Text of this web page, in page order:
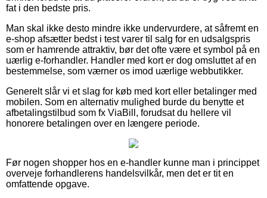
fat i den bedste pris.
Man skal ikke desto mindre ikke undervurdere, at såfremt en
e-shop afsætter bedst i test varer til salg for en udsalgspris
som er hamrende attraktiv, bør det ofte være et symbol på en
uærlig e-forhandler. Handler med kort er dog omsluttet af en
bestemmelse, som værner os imod uærlige webbutikker.
Generelt slår vi et slag for køb med kort eller betalinger med
mobilen. Som en alternativ mulighed burde du benytte et
afbetalingstilbud som fx ViaBill, forudsat du hellere vil
honorere betalingen over en længere periode.
Før nogen shopper hos en e-handler kunne man i princippet
overveje forhandlerens handelsvilkår, men det er tit en
omfattende opgave.